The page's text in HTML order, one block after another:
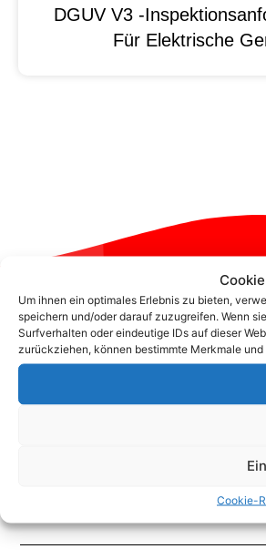
Um ihnen ein optimales Erlebnis zu bieten,
speichern und/oder darauf zuzugreifen. Wenn
Surfverhalten oder eindeutige IDs auf dieser
zurückziehen, können bestimmte Merkmale
Cookie-
DGUV V3 -
Für Elektrische
Zum
Kontakt